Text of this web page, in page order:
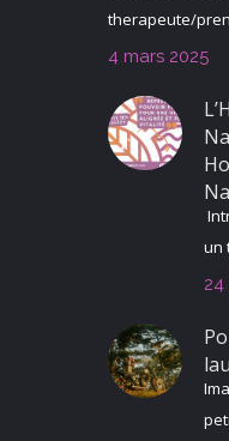
therapeute/
4 mars 2025
un
24